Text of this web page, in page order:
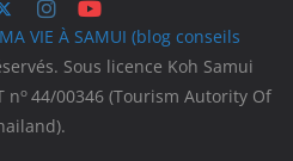
MA VIE À SAMUI (blog conseils
Sous licence Koh Samui
no 44/00346 (Tourism Autority Of